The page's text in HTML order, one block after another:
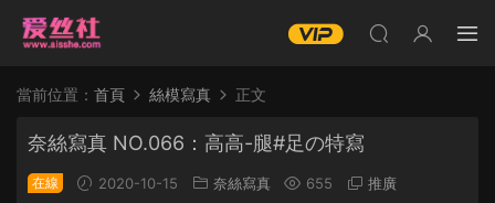
當前位置： 首頁 絲模寫真 正文
奈絲寫真 NO.066：高高-腿#足の特寫
在線 2020-10-15 奈絲寫真 655 推廣